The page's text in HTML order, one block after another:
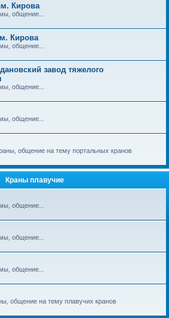
Кирова
общение...
Кирова
общение...
завод тяжелого
общение...
общение...
общение на тему портальных кранов
Краны плавучие
общение...
общение...
общение...
общение на тему плавучих кранов